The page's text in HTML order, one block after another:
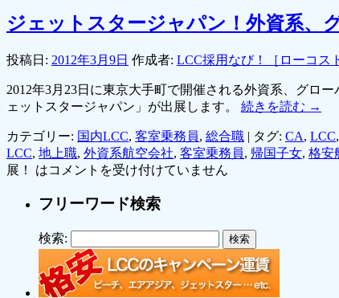
ジェットスタージャパン！外資系、
投稿日: 2012年3月9日 作成者: LCC採用なび！［ローコス
2012年3月23日に東京大手町で開催される外資系、グロ
ェットスタージャパン」が出展します。 続きを読む →
カテゴリー: 国内LCC, 客室乗務員, 総合職 | タグ: CA, LCC,
LCC, 地上職, 外資系航空会社, 客室乗務員, 帰国子女, 格安
展！ はコメントを受け付けていません
フリーワード検索
検索: